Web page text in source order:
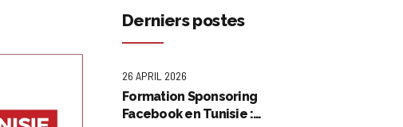
Derniers postes
26 APRIL 2026
Formation Sponsoring
Facebook en Tunisie :